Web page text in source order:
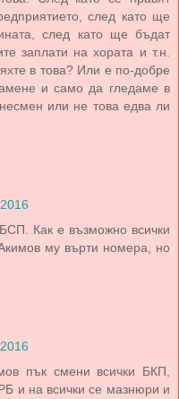
след като ще
след като ще бъдат
заплати на хората и т.н.
в това? Или е по-добре
и само да гледаме в
или не това едва ли
Как е възможно всички
му върти номера, но
пък смени всички БКП,
на всички се мазнюри и